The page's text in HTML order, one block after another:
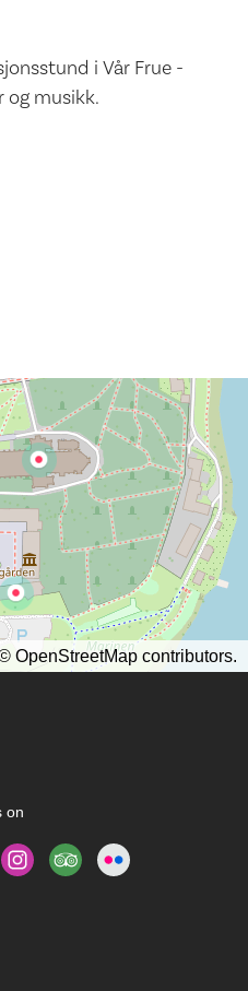
i Vår Frue -
og musikk.
on
OpenStreetMap contributors.